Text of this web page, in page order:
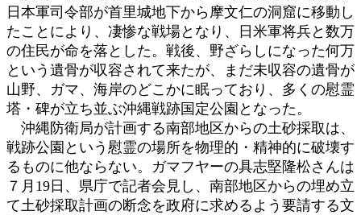
日本軍司令部が首里城地下から摩文仁の洞窟に移動し
たことにより、凄惨な戦場となり、日米軍将兵と数万
の住民が命を落とした。戦後、野ざらしになった何万
という遺骨が収容されて来たが、まだ未収容の遺骨が
山野、ガマ、海岸のどこかに眠っており、多くの慰霊
塔・碑が立ち並ぶ沖縄戦跡国定公園となった。
沖縄防衛局が計画する南部地区からの土砂採取は、
戦跡公園という慰霊の場所を物理的・精神的に破壊す
るものに他ならない。ガマフヤーの具志堅隆松さんは
７月19日、県庁で記者会見し、南部地区からの埋め立
て土砂採取計画の断念を政府に求めるよう要請する文